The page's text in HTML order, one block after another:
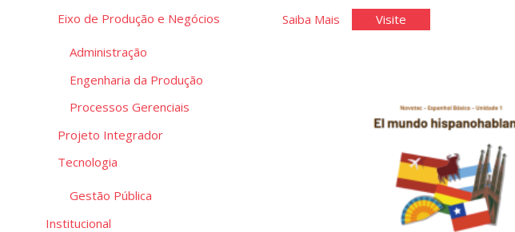
Saiba Mais"Espanhol
Visite"Espanhol
Eixo de Produção e Negócios
Administração
Engenharia da Produção
Processos Gerenciais
Projeto Integrador
Tecnologia
Gestão Pública
Institucional